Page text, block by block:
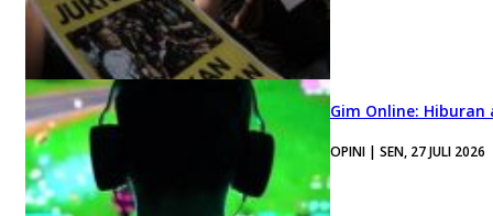
Gim Online:
OPINI | SEN, 27 JULI 2026